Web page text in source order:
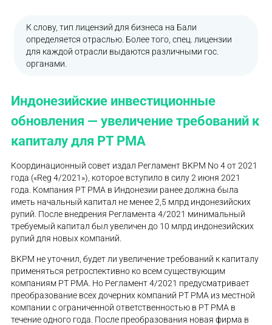
К слову, тип лицензий для бизнеса на Бали
определяется отраслью. Более того, спец. лицензии
для каждой отрасли выдаются различными гос.
органами.
Индонезийские инвестиционные
обновления — увеличение требований к
капиталу для PT PMA
Координационный совет издал Регламент BKPM No 4 от 2021
года («Reg 4/2021»), которое вступило в силу 2 июня 2021
года. Компания PT PMA в Индонезии ранее должна была
иметь начальный капитал не менее 2,5 млрд индонезийских
рупий. После внедрения Регламента 4/2021 минимальный
требуемый капитал был увеличен до 10 млрд индонезийских
рупий для новых компаний.
BKPM не уточнил, будет ли увеличение требований к капиталу
применяться ретроспективно ко всем существующим
компаниям PT PMA. Но Регламент 4/2021 предусматривает
преобразование всех дочерних компаний PT PMA из местной
компании с ограниченной ответственностью в PT PMA в
течение одного года. После преобразования новая фирма в